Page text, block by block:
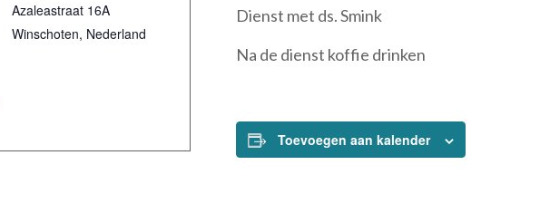
Dienst met ds. Smink
Na de dienst koffie drinken
Toevoegen aan kalender
Azaleastraat 16A
Winschoten, Nederland